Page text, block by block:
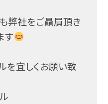
弊社をご贔屓頂き
す
を宜しくお願い致